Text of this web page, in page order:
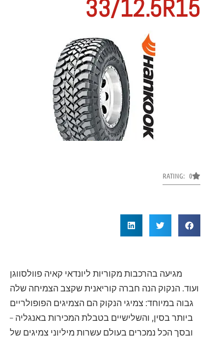
33/12.5R15
RATING: 0
מגיעה בהרכבות מקוריות ליונדאי קאיה פוולסווגן
ועוד. הנקוק הנה חברה קוריאנית שקצב הצמיחה שלה
גבוה במיוחד: צמיגי הנקוק הם הצמיגים הפופולריים
ביותר בסין, והשלישיים בטבלת המכירות באנגליה –
ובסך הכל נמכרים בעולם עשרות מיליוני צמיגים של